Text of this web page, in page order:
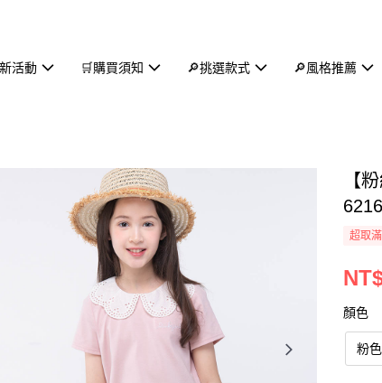
活動 🛒購買須知 🔎挑選款式 🔎風格推薦
【
超取
顏色
粉